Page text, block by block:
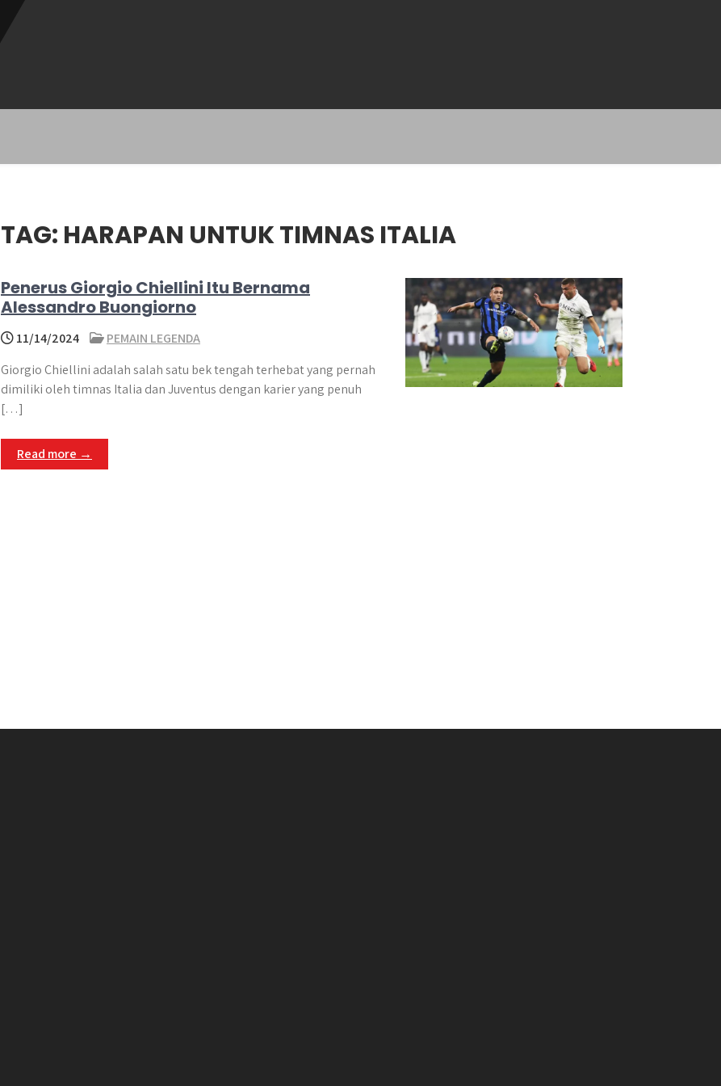
TAG: HARAPAN UNTUK TIMNAS ITALIA
Penerus Giorgio Chiellini Itu Bernama
Alessandro Buongiorno
11/14/2024
PEMAIN LEGENDA
Giorgio Chiellini adalah salah satu bek tengah terhebat yang pernah
dimiliki oleh timnas Italia dan Juventus dengan karier yang penuh
[…]
Read more →